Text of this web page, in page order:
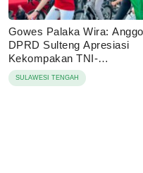
Gowes Palaka Wira:
DPRD Sulteng Apresiasi
Kekompakan TNI-
Masyarakat
SULAWESI TENGAH